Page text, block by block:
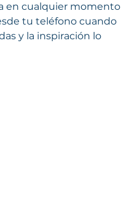
en cualquier momento
tu teléfono cuando
y la inspiración lo